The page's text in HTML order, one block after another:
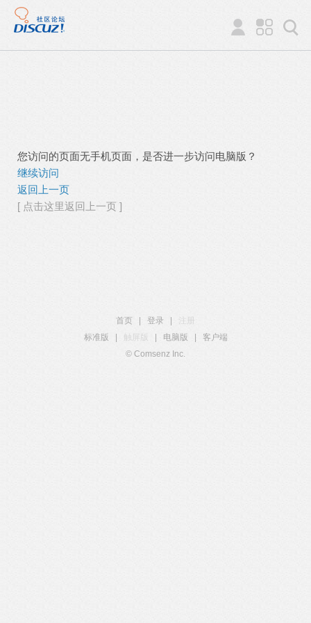
您访问的页面无手机页面，是否进一步访问电脑版？
继续访问
返回上一页
[ 点击这里返回上一页 ]
首页 登录
注册
标准版
触屏版 电脑版
客户端
© Comsenz Inc.